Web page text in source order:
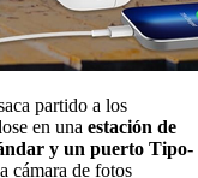
partido a los
en una estación de
y un puerto Tipo-
cámara de fotos